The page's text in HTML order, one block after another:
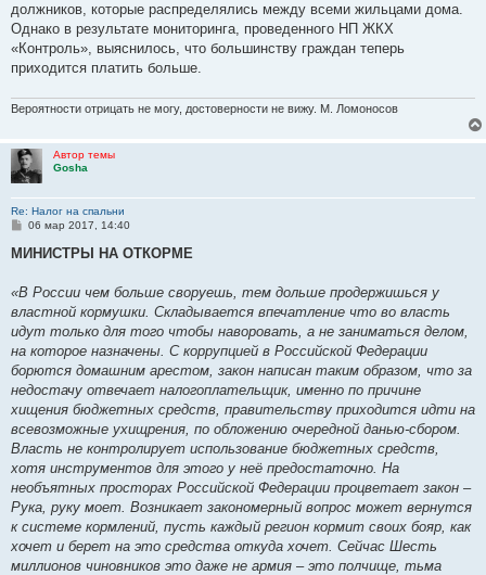
должников, которые распределялись между всеми жильцами дома.
Однако в результате мониторинга, проведенного НП ЖКХ
«Контроль», выяснилось, что большинству граждан теперь
приходится платить больше.
Вероятности отрицать не могу, достоверности не вижу. М. Ломоносов
Автор темы
Gosha
Re: Налог на спальни
С
о
е
и
е
06 мар 2017, 14:40
МИНИСТРЫ НА ОТКОРМЕ
«В России чем больше своруешь, тем дольше продержишься у
властной кормушки. Складывается впечатление что во власть
идут только для того чтобы наворовать, а не заниматься делом,
на которое назначены. С коррупцией в Российской Федерации
борются домашним арестом, закон написан таким образом, что за
недостачу отвечает налогоплательщик, именно по причине
хищения бюджетных средств, правительству приходится идти на
всевозможные ухищрения, по обложению очередной данью-сбором.
Власть не контролирует использование бюджетных средств,
хотя инструментов для этого у неё предостаточно. На
необъятных просторах Российской Федерации процветает закон –
Рука, руку моет. Возникает закономерный вопрос может вернутся
к системе кормлений, пусть каждый регион кормит своих бояр, как
хочет и берет на это средства откуда хочет. Сейчас Шесть
миллионов чиновников это даже не армия – это полчище, тьма